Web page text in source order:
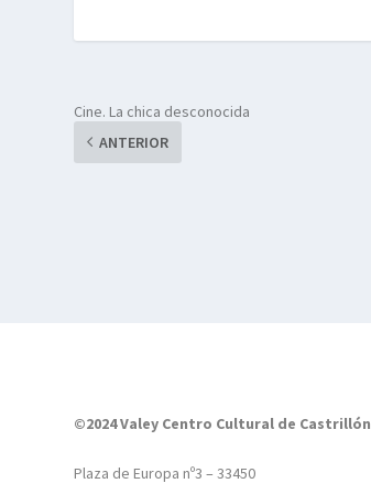
Cine. La chica desconocida
ANTERIOR
©2024 Valey Centro Cultural de Castrillón
Plaza de Europa nº3 – 33450